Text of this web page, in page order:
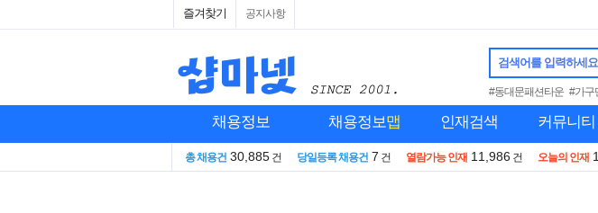
즐겨찾기 공지사항
검색어를 입력하세요
#동대문패션타운 #가구
채용정보 채용정보맵 인재검색 커뮤니티
총 채용건 30,885 건 당일등록 채용건 7 건 열람가능 인재 11,986 건 오늘의 인재